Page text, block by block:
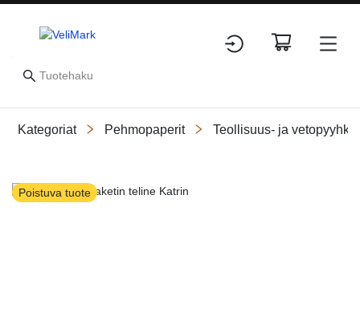
Kategoriat Pehmopaperit Teollisuus- ja
Poistuva tuote
Slide 1 of 2